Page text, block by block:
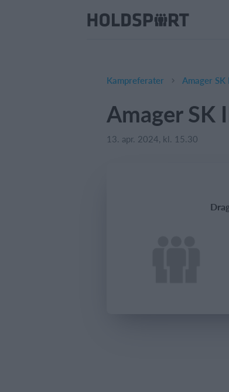
Kampreferater Amager
Amager SK
13. apr. 2024, kl. 15.30